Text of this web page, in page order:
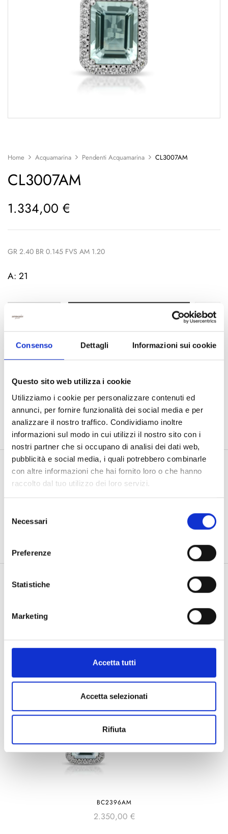
Consenso Dettagli Informazioni sui cookie
Questo sito web utilizza i cookie
Utilizziamo i cookie per personalizzare contenuti ed
annunci, per fornire funzionalità dei social media e per
analizzare il nostro traffico. Condividiamo inoltre
informazioni sul modo in cui utilizzi il nostro sito con i
nostri partner che si occupano di analisi dei dati web,
pubblicità e social media, i quali potrebbero combinarle
con altre informazioni che hai fornito loro o che hanno
raccolto dal tuo utilizzo dei loro servizi.
delNecessari
Preferenze
Statistiche
Marketing
Accetta tutti
Accetta selezionati
Rifiuta
Home Acquamarina Pendenti Acquamarina CL3007AM
CL3007AM
1.334,00 €
GR 2.40 BR 0.145 FVS AM 1.20
A: 21
COD:CL3007AM
Categorie:Acquamarina,Pendenti Acquamarina
Condividi:
Descrizione
Informazioni aggiuntive
BC2396AM
2.350,00 €